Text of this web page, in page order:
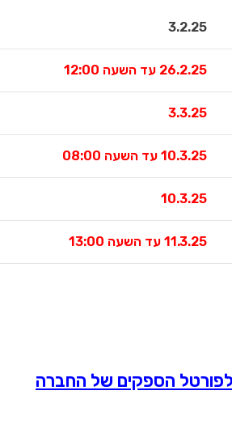
3.2.25
26.2.25 עד השעה 12:00
3.3.25
10.3.25 עד השעה 08:00
10.3.25
11.3.25 עד השעה 13:00